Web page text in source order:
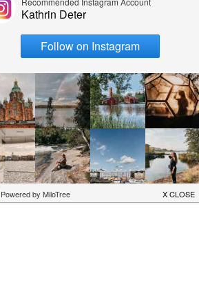
orci euismod. Fusce in diam
et, scelerisque elit. Sed consequat
Quisque semper blandit
Proin fermentum feugiat mauris, vitae
in. Cras ac bibendum urna.
eros. Nullam a neque a tortor